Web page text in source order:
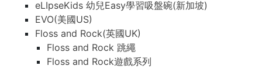
eLIpseKids 幼兒Easy學習吸盤碗(新加坡)
EVO(美國US)
Floss and Rock(英國UK)
Floss and Rock 跳繩
Floss and Rock遊戲系列